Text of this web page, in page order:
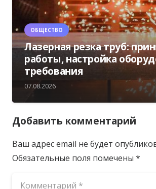
ОБЩЕСТВО
Лазерная резка труб:
работы, настройка
требования
07.08.2026
Добавить комментарий
Ваш адрес email не будет
Обязательные поля помечены *